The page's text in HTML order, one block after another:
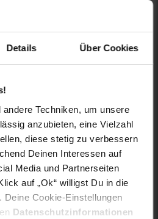
Details Über Cookies
Techniken, um unsere
anzubieten, eine Vielzahl
diese stetig zu verbessern
Deinen Interessen auf
Media und Partnerseiten
auf „Ok“ willigst Du in die
Deine Cookie-Einstellungen
Datenschutzinformationen
teil: 100% not_applicable
not_applicable
100% not_applicable
Homewear, Loungewear,
Sommermode,
innen, Markenlabel
passend gefüttert